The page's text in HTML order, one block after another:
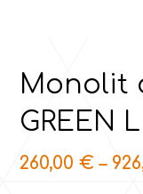
Monolit
GREEN
260,00€ –